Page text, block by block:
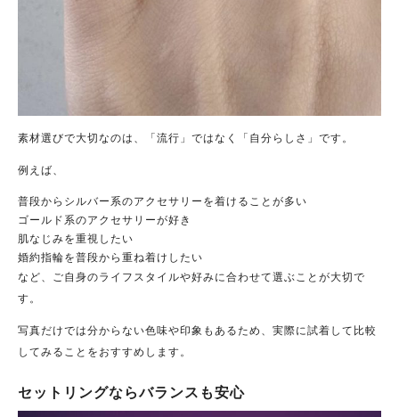
素材選びで大切なのは、「流行」ではなく「自分らしさ」です。
例えば、
普段からシルバー系のアクセサリーを着けることが多い
ゴールド系のアクセサリーが好き
肌なじみを重視したい
婚約指輪を普段から重ね着けしたい
など、ご自身のライフスタイルや好みに合わせて選ぶことが大切で
す。
写真だけでは分からない色味や印象もあるため、実際に試着して比較
してみることをおすすめします。
セットリングならバランスも安心